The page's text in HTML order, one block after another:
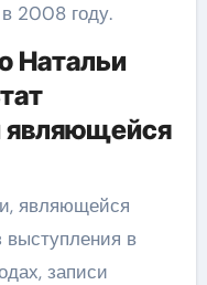
в 2008 году.
Натальи
являющейся
являющейся
выступления в
записи